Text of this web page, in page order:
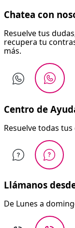
Chatea con
Resuelve tus
recupera tu
más.
Centro de
Resuelve todas
Llámanos
De Lunes a